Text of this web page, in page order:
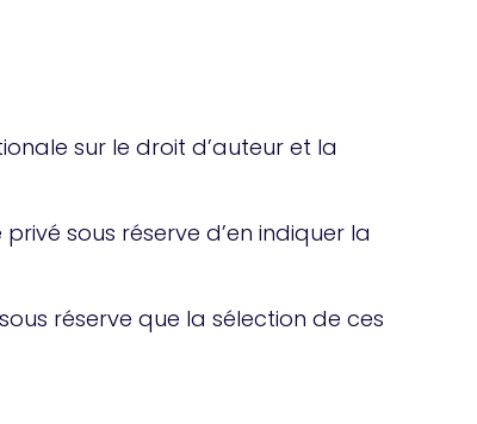
sur le droit d’auteur et la
sous réserve d’en indiquer la
réserve que la sélection de ces